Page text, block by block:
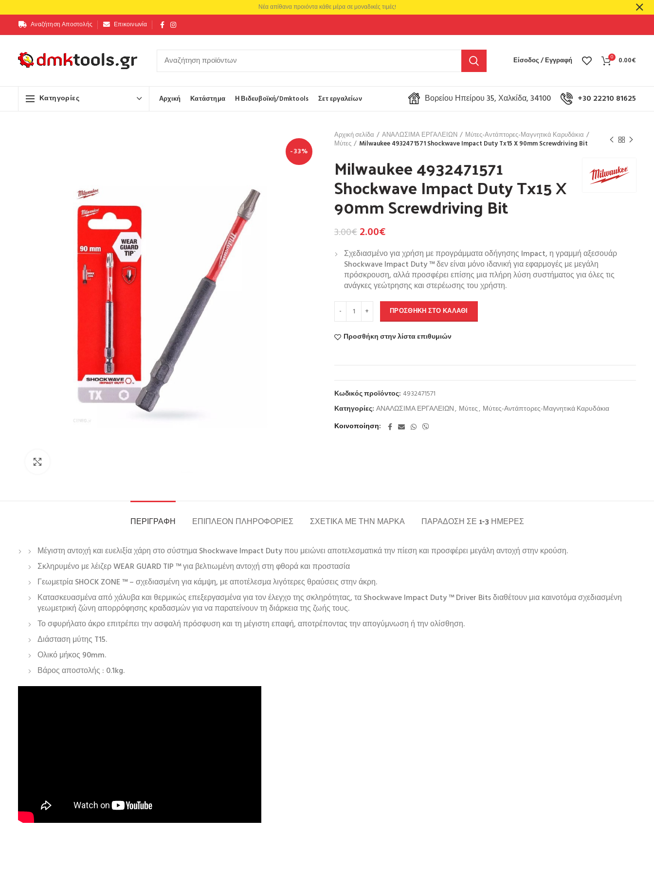
Αναζήτηση Αποστολής Επικοινωνία
Είσοδος / Εγγραφή 0 0.00€
Κατηγορίες Αρχική Κατάστημα Η Βιδευβοϊκή/Dmktools Σετ εργαλείων Βορείου Ηπείρου 35, Χαλκίδα, 34100 +30 22210 81625
-33%
Αρχική σελίδα ΑΝΑΛΩΣΙΜΑ ΕΡΓΑΛΕΙΩΝ
Μύτες-Αντάπτορες-Μαγνητικά Καρυδάκια
Μύτες
Milwaukee 4932471571 Shockwave Impact Duty Tx15 X 90mm Screwdriving Bit
Milwaukee 4932471571
Shockwave Impact Duty Tx15 X
90mm Screwdriving Bit
3.00€2.00€
Σχεδιασμένο για χρήση με προγράμματα οδήγησης Impact, η γραμμή αξεσουάρ
Shockwave Impact Duty ™ δεν είναι μόνο ιδανική για εφαρμογές με μεγάλη
πρόσκρουση, αλλά προσφέρει επίσης μια πλήρη λύση συστήματος για όλες τις
ανάγκες γεώτρησης και στερέωσης του χρήστη.
ΠΡΟΣΘΉΚΗ ΣΤΟ ΚΑΛΆΘΙ
Προσθήκη στην λίστα επιθυμιών
Κωδικός προϊόντος: 4932471571
Κατηγορίες: ΑΝΑΛΩΣΙΜΑ ΕΡΓΑΛΕΙΩΝ, Μύτες, Μύτες-Αντάπτορες-Μαγνητικά Καρυδάκια
Κοινοποίηση
ΠΕΡΙΓΡΑΦΉ ΕΠΙΠΛΈΟΝ ΠΛΗΡΟΦΟΡΊΕΣ ΣΧΕΤΙΚΆ ΜΕ ΤΗΝ ΜΆΡΚΑ ΠΑΡΆΔΟΣΗ ΣΕ 1-3 ΗΜΈΡΕΣ
Μέγιστη αντοχή και ευελιξία χάρη στο σύστημα Shockwave Impact Duty που μειώνει αποτελεσματικά την πίεση και προσφέρει μεγάλη αντοχή στην κρούση.
Σκληρυμένο με λέιζερ WEAR GUARD TIP ™ για βελτιωμένη αντοχή στη φθορά και προστασία
Γεωμετρία SHOCK ZONE ™ – σχεδιασμένη για κάμψη, με αποτέλεσμα λιγότερες θραύσεις στην άκρη.
Κατασκευασμένα από χάλυβα και θερμικώς επεξεργασμένα για τον έλεγχο της σκληρότητας, τα Shockwave Impact Duty ™ Driver Bits διαθέτουν μια καινοτόμα σχεδιασμένη
γεωμετρική ζώνη απορρόφησης κραδασμών για να παρατείνουν τη διάρκεια της ζωής τους.
Το σφυρήλατο άκρο επιτρέπει την ασφαλή πρόσφυση και τη μέγιστη επαφή, αποτρέποντας την απογύμνωση ή την ολίσθηση.
Διάσταση μύτης T15.
Ολικό μήκος 90mm.
Βάρος αποστολής : 0.1kg.
Νέα απίθανα προιόντα κάθε μέρα σε μοναδικές τιμές!